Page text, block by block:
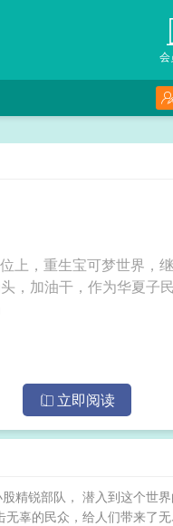
会
上，重生宝可梦世界，
，加油干，作为华夏子
立即阅读
精锐部队， 潜入到这个世
辜的民众，给人们带来了